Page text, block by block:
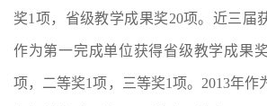
奖1项，省级教学成果奖20项。近三届
作为第一完成单位获得省级教学成果
项，二等奖1项，三等奖1项。2013年作